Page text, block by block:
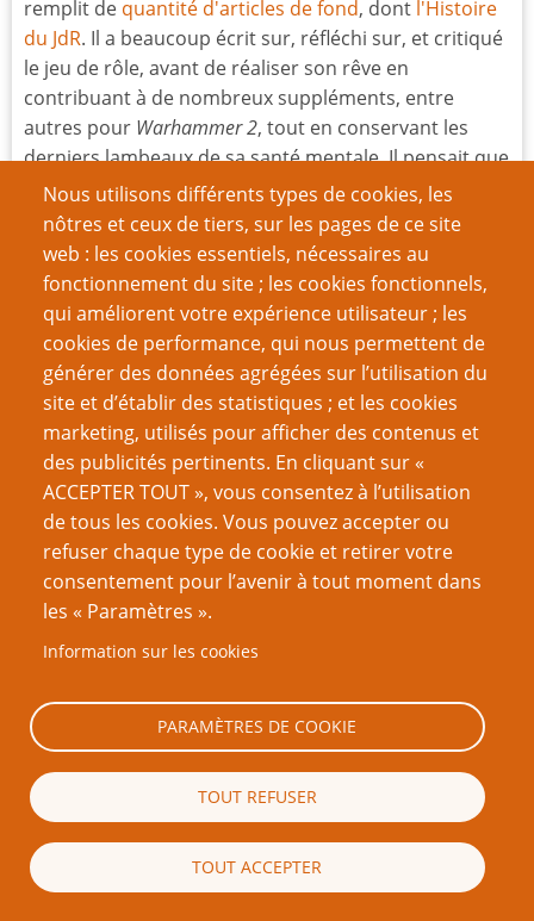
Nous utilisons différents types de cookies, les
nôtres et ceux de tiers, sur les pages de ce site
web : les cookies essentiels, nécessaires au
fonctionnement du site ; les cookies fonctionnels,
qui améliorent votre expérience utilisateur ; les
cookies de performance, qui nous permettent de
générer des données agrégées sur l’utilisation du
site et d’établir des statistiques ; et les cookies
marketing, utilisés pour afficher des contenus et
des publicités pertinents. En cliquant sur «
ACCEPTER TOUT », vous consentez à l’utilisation
de tous les cookies. Vous pouvez accepter ou
refuser chaque type de cookie et retirer votre
consentement pour l’avenir à tout moment dans
les « Paramètres ».
Information sur les cookies
PARAMÈTRES DE COOKIE
TOUT REFUSER
TOUT ACCEPTER
remplit de quantité d'articles de fond, dont l'Histoire
du JdR. Il a beaucoup écrit sur, réfléchi sur, et critiqué
le jeu de rôle, avant de réaliser son rêve en
contribuant à de nombreux suppléments, entre
autres pour Warhammer 2, tout en conservant les
derniers lambeaux de sa santé mentale. Il pensait que
Paranoïaest le meilleur JdR de l’univers.
Nous traduisons aussi ses posts deblogssuccessifs :
d-fuses, d-fusion, d-constructions et ceux du
MESSAGE, le mouvement qui lutte contre la misogynie
dans les milieux ludiques.
Nom d'utilisateur
Mot de passe
Réinitialiser votre mot de passe
Du même auteur
L'Art de faire connaitre son art
Le rêve devenu réalité
Dix choses à faire après avoir écrit un jeu de rôle pour